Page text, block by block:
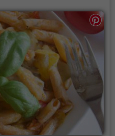
die frisch zubereiteten
der perfekte Ort, um in
zu vergessen und die
zu erleben. Egal ob für
zu zweit oder einen
hier kommt jeder
Kosten. Das Team von
Gäste kulinarisch zu